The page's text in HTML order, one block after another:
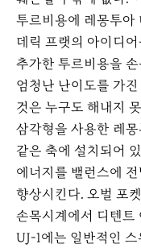
투르비용에 레몽투아
데릭 프랫의 아이디
추가한 투르비용을
엄청난 난이도를 가
것은 누구도 해내지
삼각형을 사용한 레
같은 축에 설치되어
에너지를 밸런스에
향상시킨다. 오벌 포
손목시계에서 디텐트
UJ-1에는 일반적인